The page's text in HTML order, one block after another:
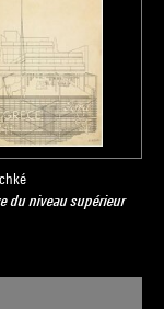
du niveau supérieur